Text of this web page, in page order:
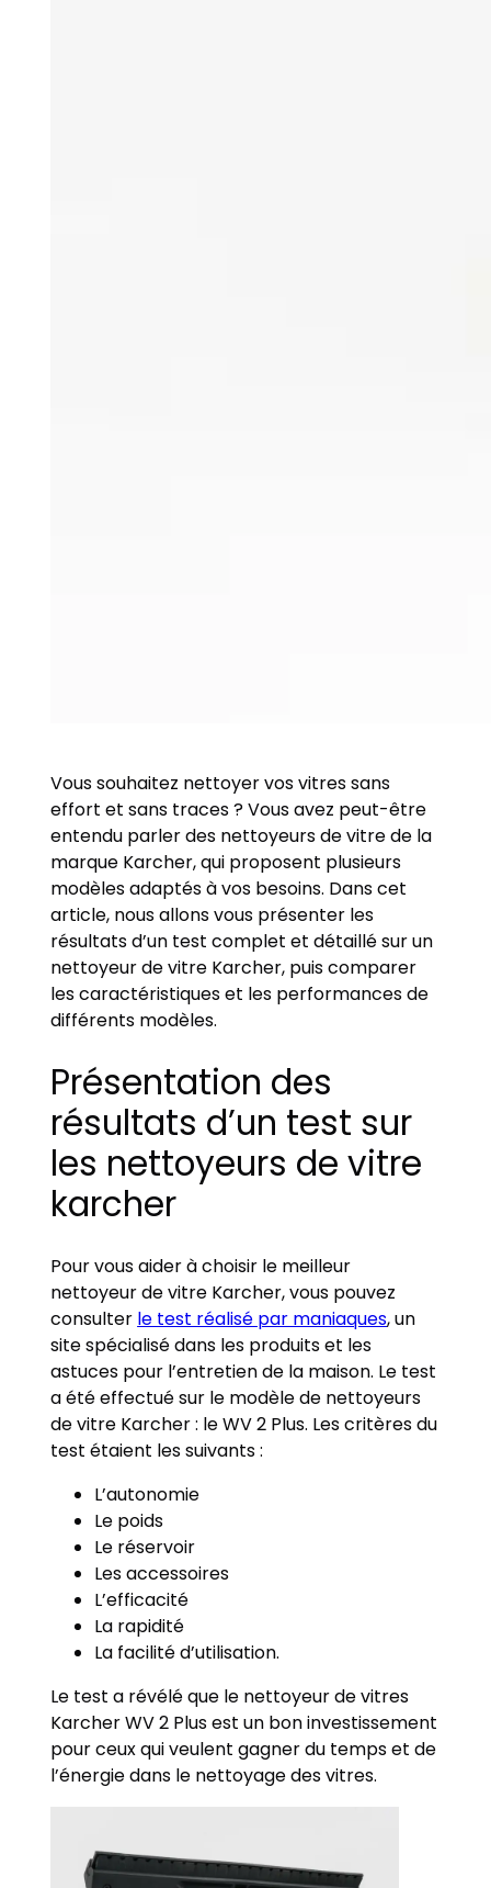
Vous souhaitez nettoyer vos vitres sans
effort et sans traces ? Vous avez peut-être
entendu parler des nettoyeurs de vitre de la
marque Karcher, qui proposent plusieurs
modèles adaptés à vos besoins. Dans cet
article, nous allons vous présenter les
résultats d’un test complet et détaillé sur un
nettoyeur de vitre Karcher, puis comparer
les caractéristiques et les performances de
différents modèles.
Présentation des
résultats d’un test sur
les nettoyeurs de vitre
karcher
Pour vous aider à choisir le meilleur
nettoyeur de vitre Karcher, vous pouvez
consulter le test réalisé par maniaques, un
site spécialisé dans les produits et les
astuces pour l’entretien de la maison. Le test
a été effectué sur le modèle de nettoyeurs
de vitre Karcher : le WV 2 Plus. Les critères du
test étaient les suivants :
L’autonomie
Le poids
Le réservoir
Les accessoires
L’efficacité
La rapidité
La facilité d’utilisation.
Le test a révélé que le nettoyeur de vitres
Karcher WV 2 Plus est un bon investissement
pour ceux qui veulent gagner du temps et de
l’énergie dans le nettoyage des vitres.